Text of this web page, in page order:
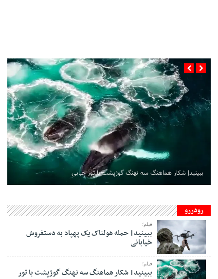
ببینید| شکار هماهنگ سه نهنگ گوژپشت با تور حبابی
رودررو
فیلم؛
ببینید| حمله هولناک یک پهپاد به دستفروش
خیابانی
فیلم؛
ببینید| شکار هماهنگ سه نهنگ گوژپشت با تور